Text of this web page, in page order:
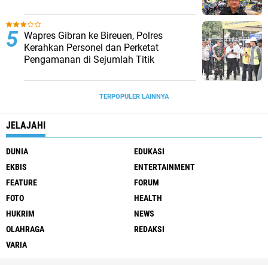
Wapres Gibran ke Bireuen, Polres
Kerahkan Personel dan Perketat
Pengamanan di Sejumlah Titik
TERPOPULER LAINNYA
JELAJAHI
DUNIA
EDUKASI
EKBIS
ENTERTAINMENT
FEATURE
FORUM
FOTO
HEALTH
HUKRIM
NEWS
OLAHRAGA
REDAKSI
VARIA